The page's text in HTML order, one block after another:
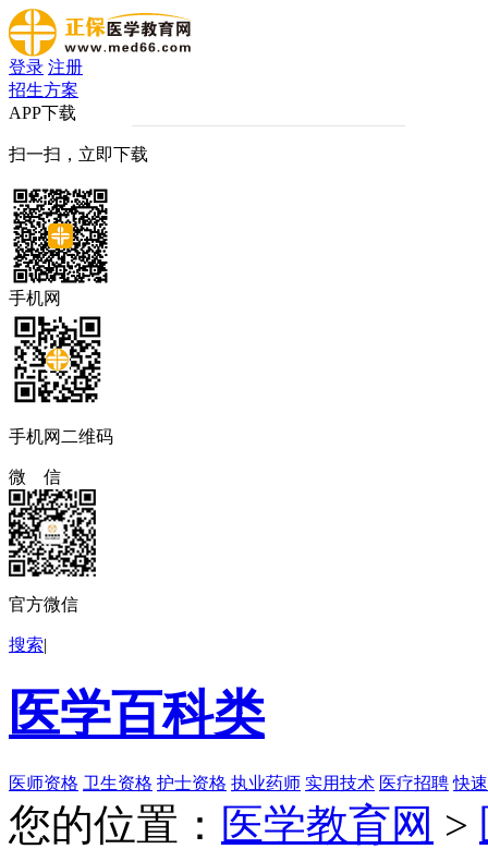
登录 注册
招生方案
APP下载
扫一扫，立即下载
手机网
手机网二维码
微 信
官方微信
搜索|
医学百科类
医师资格 卫生资格 护士资格 执业药师 实用技术 医疗招聘 快
您的位置： 医学教育网 >